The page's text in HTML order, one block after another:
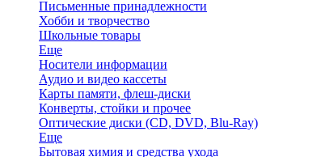
Письменные принадлежности
Хобби и творчество
Школьные товары
Еще
Носители информации
Аудио и видео кассеты
Карты памяти, флеш-диски
Конверты, стойки и прочее
Оптические диски (CD, DVD, Blu-Ray)
Еще
Бытовая химия и средства ухода